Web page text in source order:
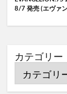
8/7 発売 (エヴァ
カテゴリー